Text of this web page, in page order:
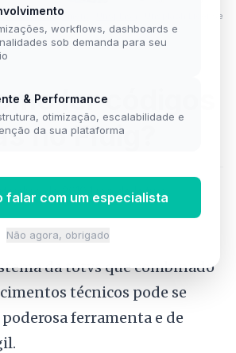
Management Unsplash License
ler códigos
no Fluig?
de 2019 1 min de leitura
da totvs que combinado
técnicos pode se
ferramenta e de
workflows, dashboards e
sob demanda para seu
& Performance
otimização, escalabilidade e
da sua plataforma
falar com um especialista
Não agora, obrigado